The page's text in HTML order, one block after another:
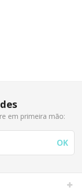
em primeira mão: